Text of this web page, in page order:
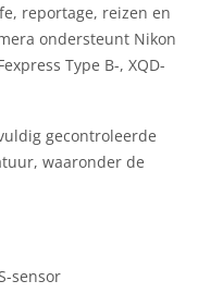
reportage, reizen en
ondersteunt Nikon
Type B-, XQD-
gecontroleerde
waaronder de
sensor